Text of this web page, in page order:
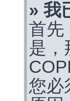
» 我
首先
是，
您必